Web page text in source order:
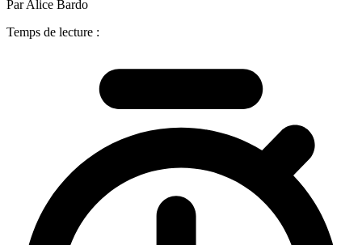
Par Alice Bardo
Temps de lecture :